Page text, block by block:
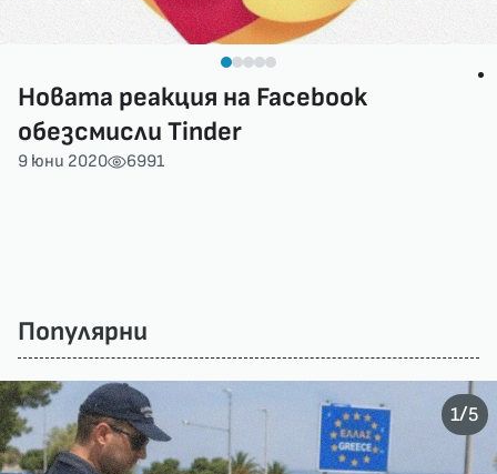
Новата реакция на Facebook
обезсмисли Tinder
9 юни 2020 6991
Популярни
1/5